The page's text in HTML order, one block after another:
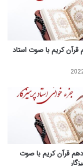
کریم با صوت استاد
قرآن کریم با صوت